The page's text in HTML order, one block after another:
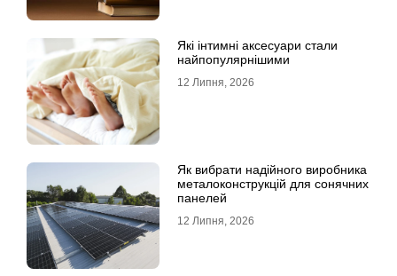
Які інтимні аксесуари стали
найпопулярнішими
12 Липня, 2026
Як вибрати надійного виробника
металоконструкцій для сонячних
панелей
12 Липня, 2026